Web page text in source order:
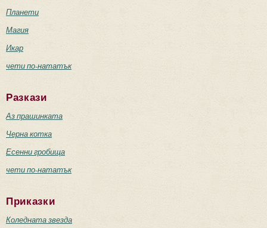
Планети
Магия
Икар
чети по-нататък
Разкази
Аз прашинката
Черна котка
Есенни гробища
чети по-нататък
Приказки
Коледната звезда